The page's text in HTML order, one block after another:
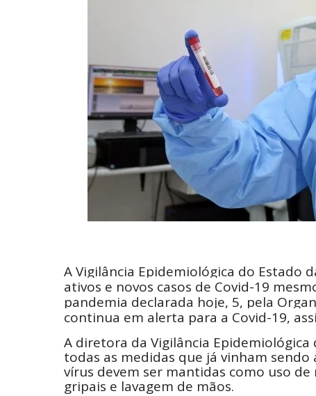
A Vigilância Epidemiológica do Estado
ativos e novos casos de Covid-19
pandemia declarada hoje, 5, pela
continua em alerta para a Covid-19,
A diretora da Vigilância
todas as medidas que já vinham
vírus devem ser mantidas como uso
gripais e lavagem de mãos.